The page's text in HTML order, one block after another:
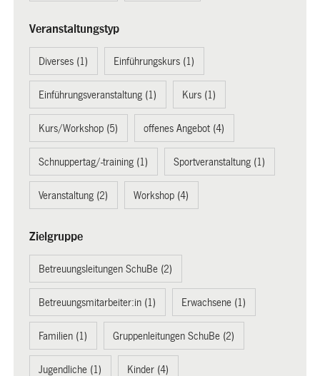
Veranstaltungstyp
Diverses (1) Einführungskurs (1)
Einführungsveranstaltung (1) Kurs (1)
Kurs/Workshop (5) offenes Angebot (4)
Schnuppertag/-training (1) Sportveranstaltung (1)
Veranstaltung (2) Workshop (4)
Zielgruppe
Betreuungsleitungen SchuBe (2)
Betreuungsmitarbeiter:in (1) Erwachsene (1)
Familien (1) Gruppenleitungen SchuBe (2)
Jugendliche (1) Kinder (4)